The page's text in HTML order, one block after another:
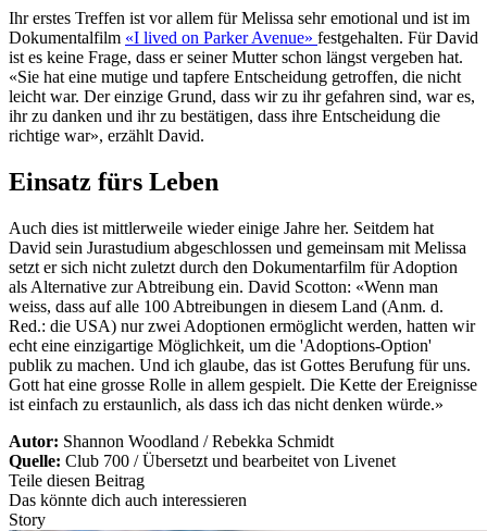
Ihr erstes Treffen ist vor allem für Melissa sehr emotional und ist im
Dokumentalfilm «I lived on Parker Avenue» festgehalten. Für David
ist es keine Frage, dass er seiner Mutter schon längst vergeben hat.
«Sie hat eine mutige und tapfere Entscheidung getroffen, die nicht
leicht war. Der einzige Grund, dass wir zu ihr gefahren sind, war es,
ihr zu danken und ihr zu bestätigen, dass ihre Entscheidung die
richtige war», erzählt David.
Einsatz fürs Leben
Auch dies ist mittlerweile wieder einige Jahre her. Seitdem hat
David sein Jurastudium abgeschlossen und gemeinsam mit Melissa
setzt er sich nicht zuletzt durch den Dokumentarfilm für Adoption
als Alternative zur Abtreibung ein. David Scotton: «Wenn man
weiss, dass auf alle 100 Abtreibungen in diesem Land (Anm. d.
Red.: die USA) nur zwei Adoptionen ermöglicht werden, hatten wir
echt eine einzigartige Möglichkeit, um die 'Adoptions-Option'
publik zu machen. Und ich glaube, das ist Gottes Berufung für uns.
Gott hat eine grosse Rolle in allem gespielt. Die Kette der Ereignisse
ist einfach zu erstaunlich, als dass ich das nicht denken würde.»
Autor: Shannon Woodland / Rebekka Schmidt
Quelle: Club 700 / Übersetzt und bearbeitet von Livenet
Teile diesen Beitrag
Das könnte dich auch interessieren
Story